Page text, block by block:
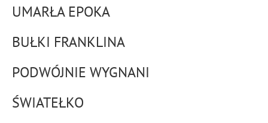
UMARŁA EPOKA
BUŁKI FRANKLINA
PODWÓJNIE WYGNANI
ŚWIATEŁKO